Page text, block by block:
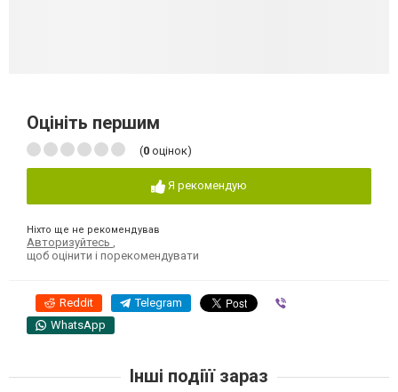
Оцініть першим
(0 оцінок)
Я рекомендую
Ніхто ще не рекомендував
Авторизуйтесь
щоб оцінити і порекомендувати
Reddit Telegram
WhatsApp
Інші подіїї зараз